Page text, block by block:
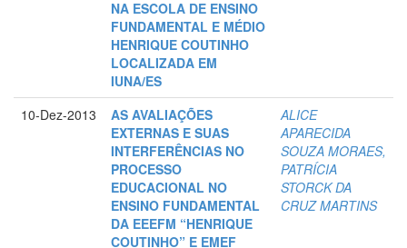
NA ESCOLA DE ENSINO
FUNDAMENTAL E MÉDIO
HENRIQUE COUTINHO
LOCALIZADA EM
IUNA/ES
10-Dez-2013
AS AVALIAÇÕES
EXTERNAS E SUAS
INTERFERÊNCIAS NO
PROCESSO
EDUCACIONAL NO
ENSINO FUNDAMENTAL
DA EEEFM “HENRIQUE
COUTINHO” E EMEF
ALICE
APARECIDA
SOUZA MORAES,
PATRÍCIA
STORCK DA
CRUZ MARTINS